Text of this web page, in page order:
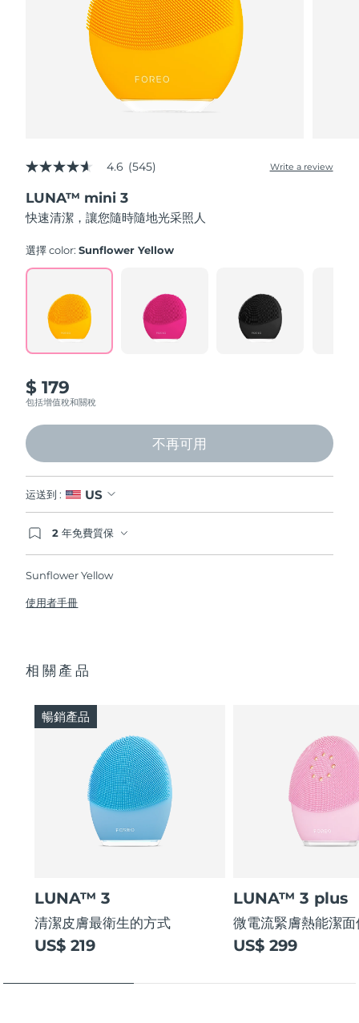
4.6
of
5
stars,
rating
Read
Reviews.
Same
page
4.6 (545) Write a review
LUNA™ mini 3
快速清潔，讓您隨時隨地光采照人
選擇 color:Sunflower Yellow
$ 179
包括增值稅和關稅
不再可用
运送到 : US
2 年免費質保
Sunflower Yellow
使用者手冊
相關產品
LUNA™ 3
清潔皮膚最衛生的方式
US$ 219
暢銷產品
LUNA™ 3 plus
微電流緊膚熱能潔面
US$ 299